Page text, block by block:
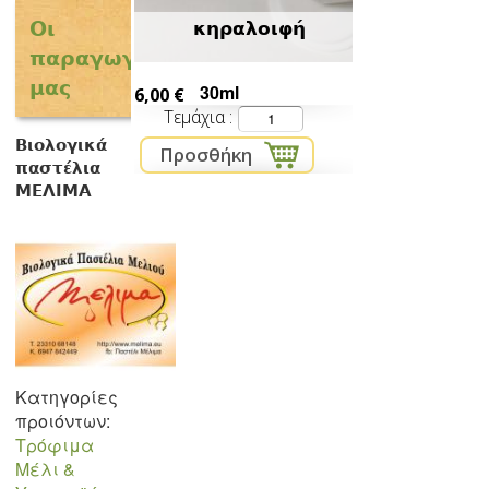
Οι
παραγωγοί
μας
Βιολογικά
παστέλια
ΜΕΛΙΜΑ
Κατηγορίες
προιόντων:
Τρόφιμα
Μέλι &
κηραλοιφή
6,00 € 30ml
Τεμάχια